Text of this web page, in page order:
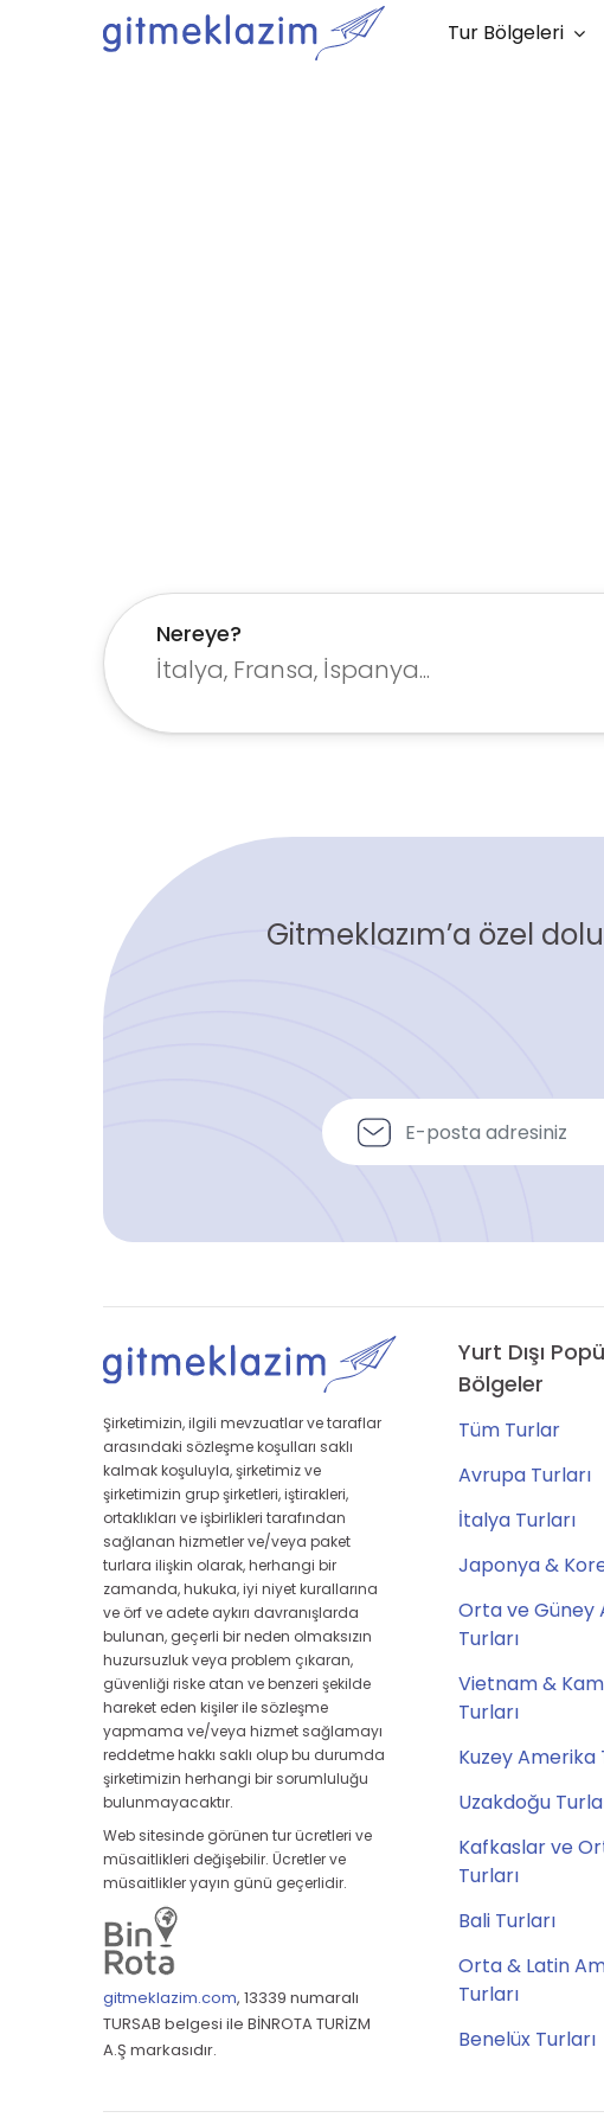
Tur Bölgeleri
Nereye?
Gitmeklazım’a özel
Şirketimizin, ilgili mevzuatlar ve taraflar
arasındaki sözleşme koşulları saklı
kalmak koşuluyla, şirketimiz ve
şirketimizin grup şirketleri, iştirakleri,
ortaklıkları ve işbirlikleri tarafından
sağlanan hizmetler ve/veya paket
turlara ilişkin olarak, herhangi bir
zamanda, hukuka, iyi niyet kurallarına
ve örf ve adete aykırı davranışlarda
bulunan, geçerli bir neden olmaksızın
huzursuzluk veya problem çıkaran,
güvenliği riske atan ve benzeri şekilde
hareket eden kişiler ile sözleşme
yapmama ve/veya hizmet sağlamayı
reddetme hakkı saklı olup bu durumda
şirketimizin herhangi bir sorumluluğu
bulunmayacaktır.
Web sitesinde görünen tur ücretleri ve
müsaitlikleri değişebilir. Ücretler ve
müsaitlikler yayın günü geçerlidir.
gitmeklazim.com, 13339 numaralı
TURSAB belgesi ile BİNROTA TURİZM
A.Ş markasıdır.
Yurt Dışı
Bölgeler
Tüm Turlar
Avrupa Turları
İtalya Turları
Japonya &
Orta ve Güney
Turları
Vietnam &
Turları
Kuzey Amerika
Uzakdoğu
Kafkaslar ve
Turları
Bali Turları
Orta & Latin
Turları
Benelüx Turları